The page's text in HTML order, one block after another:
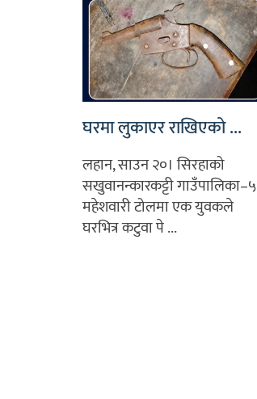
घरमा लुकाएर राखिएको ...
लहान, साउन २०। सिरहाको
सखुवानन्कारकट्टी गाउँपालिका–५
महेशवारी टोलमा एक युवकले
घरभित्र कटुवा पे ...